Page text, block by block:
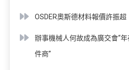
OSDER奧斯德材料報價許振
辦事機械人何故成為廣交會“
件商”